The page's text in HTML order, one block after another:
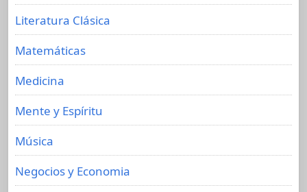
Literatura Clásica
Matemáticas
Medicina
Mente y Espíritu
Música
Negocios y Economia